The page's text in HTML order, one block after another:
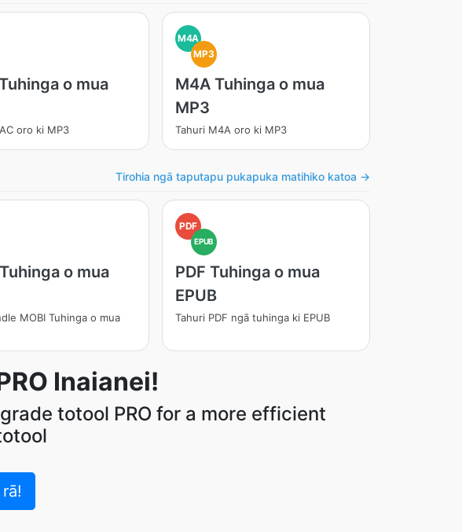
o mua
oro ki MP3
M4A
MP3
M4A Tuhinga o mua
MP3
Tahuri M4A oro ki MP3
Tirohia ngā taputapu pukapuka matihiko katoa →
o mua
MOBI Tuhinga o mua
PDF
EPUB
PDF Tuhinga o mua
EPUB
Tahuri PDF ngā tuhinga ki EPUB
Inaianei!
totool PRO for a more efficient